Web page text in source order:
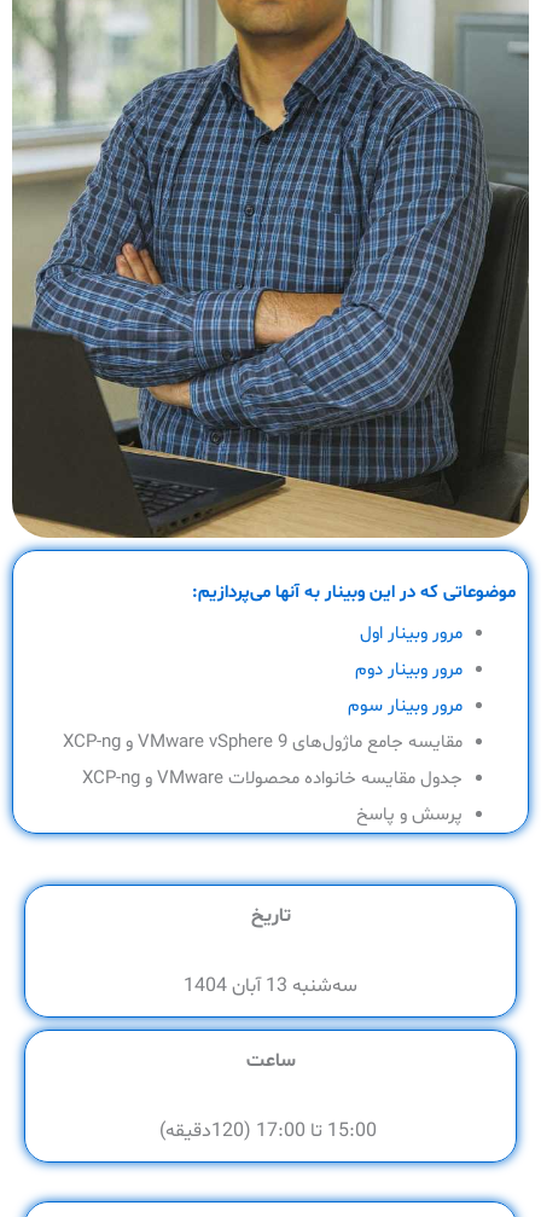
موضوعاتی که در این وبینار به آنها می‌پردازیم:
مرور وبینار اول
مرور وبینار دوم
مرور وبینار سوم
مقایسه جامع ماژول‌های VMware vSphere 9 و XCP-ng
جدول مقایسه خانواده محصولات VMware و XCP-ng
پرسش و پاسخ
تاریخ
سه‌شنبه 13 آبان 1404
ساعت
15:00 تا 17:00 (120دقیقه)